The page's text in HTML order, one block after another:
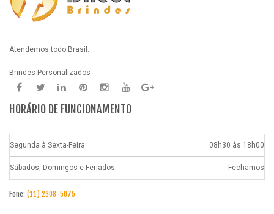
Atendemos todo Brasil.
Brindes Personalizados
HORÁRIO DE FUNCIONAMENTO
Segunda à Sexta-Feira: 08h30 às 18h00
Sábados, Domingos e Feriados: Fechamos
Fone: (11) 2308-5075